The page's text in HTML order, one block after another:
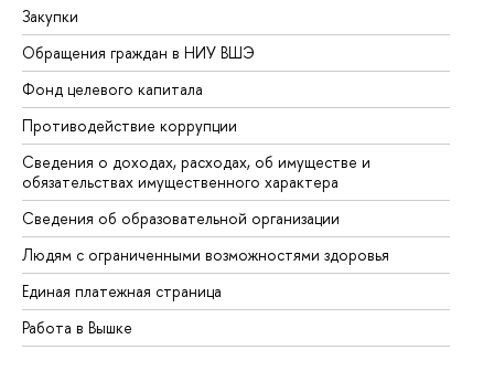
Закупки
Обращения граждан в НИУ ВШЭ
Фонд целевого капитала
Противодействие коррупции
Сведения о доходах, расходах, об имуществе и
обязательствах имущественного характера
Сведения об образовательной организации
Людям с ограниченными возможностями здоровья
Единая платежная страница
Работа в Вышке